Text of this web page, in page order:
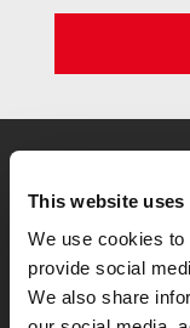
This website uses
We use cookies
provide social
We also share